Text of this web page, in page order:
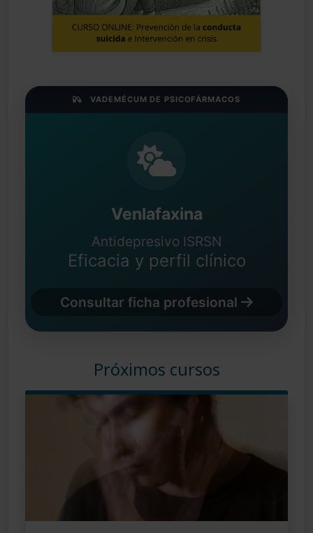
VADEMÉCUM DE PSICOFÁRMACOS
Venlafaxina
Antidepresivo ISRSN
Eficacia y perfil clínico
Consultar ficha profesional
Próximos cursos